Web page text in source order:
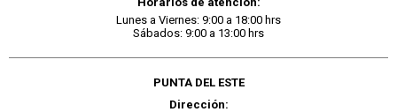
Lunes a Viernes: 9:00 a 18:00 hrs
Sábados: 9:00 a 13:00 hrs
PUNTA DEL ESTE
Dirección: